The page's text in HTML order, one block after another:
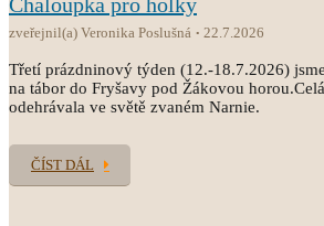
zveřejnil(a) Veronika Poslušná 22.7.2026
Třetí prázdninový týden (12.-18.7.2026)
na tábor do Fryšavy pod Žákovou
odehrávala ve světě zvaném Narnie.
ČÍST DÁL